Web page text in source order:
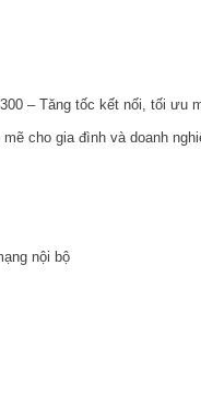
– Tăng tốc kết nối, tối ưu
cho gia đình và doanh
nội bộ